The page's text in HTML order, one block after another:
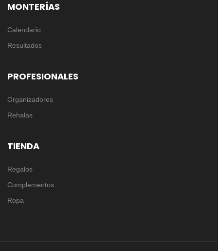
MONTERÍAS
Calendario
Resultados
PROFESIONALES
Organizadores
Rehalas
TIENDA
Regalos
Complementos
Ropa